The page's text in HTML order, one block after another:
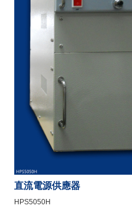
直流電源供應器
HPS5050H